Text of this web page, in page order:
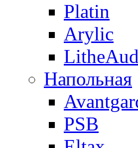
Platin
Arylic
Напольная
PSB